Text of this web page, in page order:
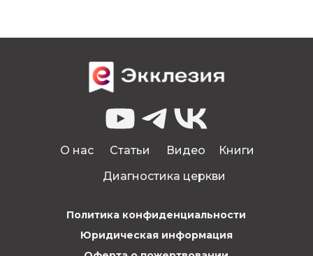
О нас Статьи Видео
Книги
Диагностика церкви
Политика конфиденциальности
Юридическая информация